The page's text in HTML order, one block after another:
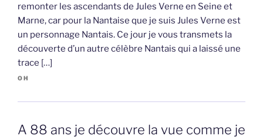
remonter les ascendants de Jules Verne en Seine et
Marne, car pour la Nantaise que je suis Jules Verne est
un personnage Nantais. Ce jour je vous transmets la
découverte d’un autre célèbre Nantais qui a laissé une
trace […]
OH
A 88 ans je découvre la vue comme je